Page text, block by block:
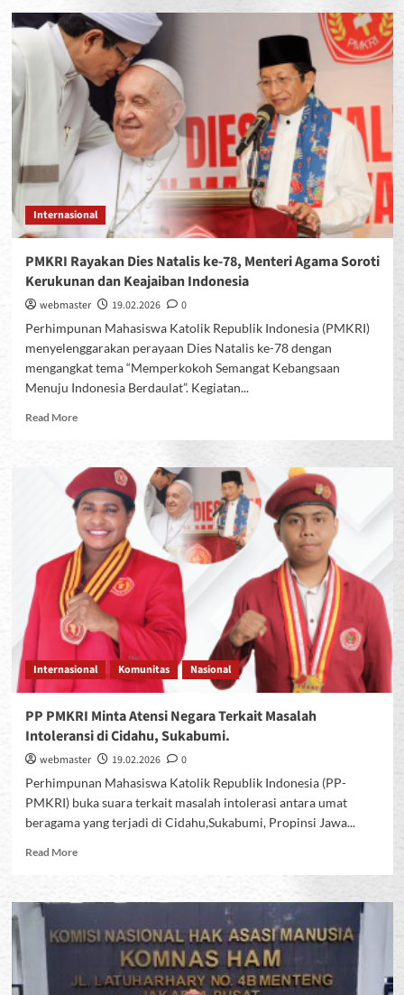
Dalam
Doa
Bunda
Maria,
Kita
Menanti
Gembala
Baru
Internasional
PMKRI Rayakan Dies Natalis ke-78, Menteri Agama Soroti
Kerukunan dan Keajaiban Indonesia
webmaster 19.02.2026
0
Perhimpunan Mahasiswa Katolik Republik Indonesia (PMKRI)
menyelenggarakan perayaan Dies Natalis ke-78 dengan
mengangkat tema “Memperkokoh Semangat Kebangsaan
Menuju Indonesia Berdaulat”. Kegiatan...
Read MoreRead
PMKRI
Rayakan
Dies
Natalis
ke-
78,
Menteri
Agama
Soroti
Kerukunan
dan
Keajaiban
Indonesia
Internasional Komunitas Nasional
PP PMKRI Minta Atensi Negara Terkait Masalah
Intoleransi di Cidahu, Sukabumi.
webmaster 19.02.2026
0
Perhimpunan Mahasiswa Katolik Republik Indonesia (PP-
PMKRI) buka suara terkait masalah intolerasi antara umat
beragama yang terjadi di Cidahu,Sukabumi, Propinsi Jawa...
Read MoreRead
PP
Minta
Terkait